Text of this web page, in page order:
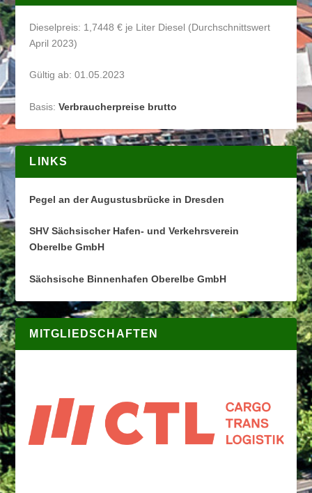
Dieselpreis: 1,7448 € je Liter Diesel (Durchschnittswert
April 2023)
Gültig ab: 01.05.2023
Basis:Verbraucherpreise brutto
LINKS
Pegel an der Augustusbrücke in Dresden
SHV Sächsischer Hafen- und Verkehrsverein
Oberelbe GmbH
Sächsische Binnenhafen Oberelbe GmbH
MITGLIEDSCHAFTEN